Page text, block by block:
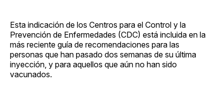
Esta indicación de los Centros para el Control y la
Prevención de Enfermedades (CDC) está incluida en la
más reciente guía de recomendaciones para las
personas que han pasado dos semanas de su última
inyección, y para aquellos que aún no han sido
vacunados.